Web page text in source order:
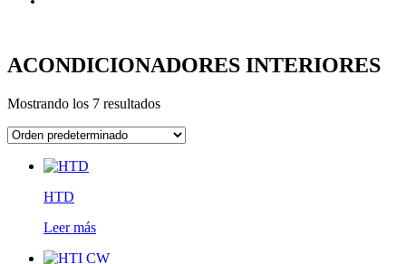
ACONDICIONADORES INTERIORES
Mostrando los 7 resultados
HTD
Leer más